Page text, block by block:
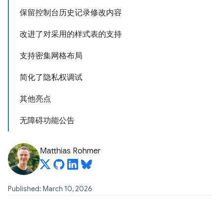
保留控制台历史记录修改内容
改进了对采用的样式表的支持
支持密集网格布局
简化了隐私权调试
其他亮点
无障碍功能公告
Matthias Rohmer
Published: March 10, 2026